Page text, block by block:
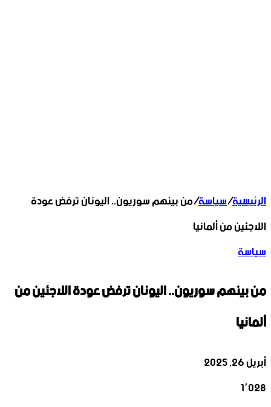
الرئيسية/سياسة/من بينهم سوريون.. اليونان ترفض عودة
اللاجئين من ألمانيا
سياسة
من بينهم سوريون.. اليونان ترفض عودة اللاجئين من
ألمانيا
أبريل 26, 2025
1٬028